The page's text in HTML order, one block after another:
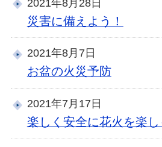
2021年8月28日
災害に備えよう！
2021年8月7日
お盆の火災予防
2021年7月17日
楽しく安全に花火を楽し